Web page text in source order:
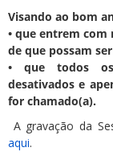
Visando ao bom
• que entrem
de que possam
• que todos os
desativados e
for chamado(a).
A gravação da
aqui.